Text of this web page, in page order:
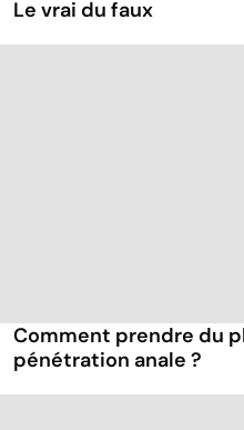
Le vrai du faux
Comment prendre du
pénétration anale ?